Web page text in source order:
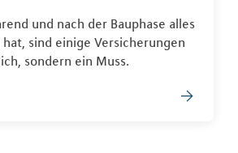
und nach der Bauphase alles
sind einige Versicherungen
sondern ein Muss.